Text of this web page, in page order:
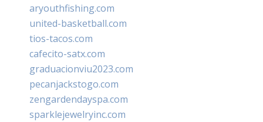
aryouthfishing.com
united-basketball.com
tios-tacos.com
cafecito-satx.com
graduacionviu2023.com
pecanjackstogo.com
zengardendayspa.com
sparklejewelryinc.com